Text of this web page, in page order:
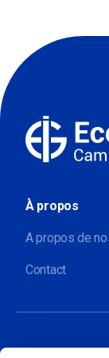
À propos
A propos de
Contact